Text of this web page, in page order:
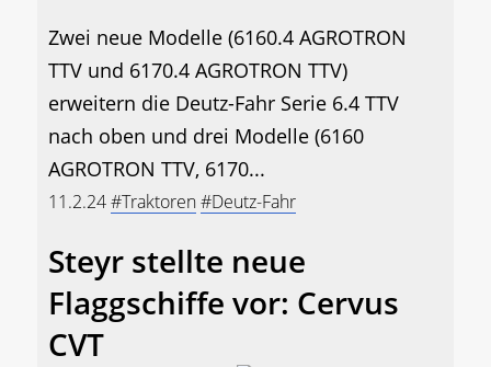
Zwei neue Modelle (6160.4 AGROTRON
TTV und 6170.4 AGROTRON TTV)
erweitern die Deutz-Fahr Serie 6.4 TTV
nach oben und drei Modelle (6160
AGROTRON TTV, 6170...
11.2.24#Traktoren#Deutz-Fahr
Steyr stellte neue
Flaggschiffe vor: Cervus
CVT